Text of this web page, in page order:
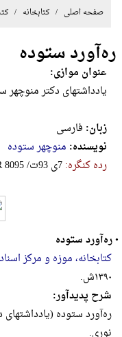
صفحه اصلی / کتابخانه /
ره‌آورد ستوده
عنوان موازی:
یادداشتهای دکتر منوچهر
زبان: فارسی
نویسنده: منوچهر ستوده
رده کنگره:‎P‎I‎R‎ ‎8‎0‎9‎5‎ ‎/‎ت‎9‎3‎ ‎ی‎7
•ره‌آورد ستوده
کتابخانه، موزه و مرکز
۱۳۹۰ش.
شرح پدیدآور:
ره‌آورد ستوده
نوری.